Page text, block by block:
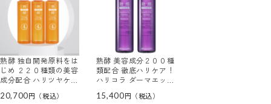
熟酵 独自開発原料をは
じめ ２２０種類の美容
成分配合 ハリツヤケア
ス ローションＤＸ デ
20,700
熟酵 美容成分２００種
類配合 徹底ハリケア！
ハリコラ ダーマエッセ
15,400